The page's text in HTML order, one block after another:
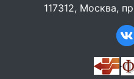
117312, Москва,